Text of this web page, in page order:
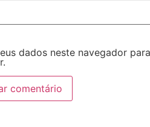
dados neste navegador